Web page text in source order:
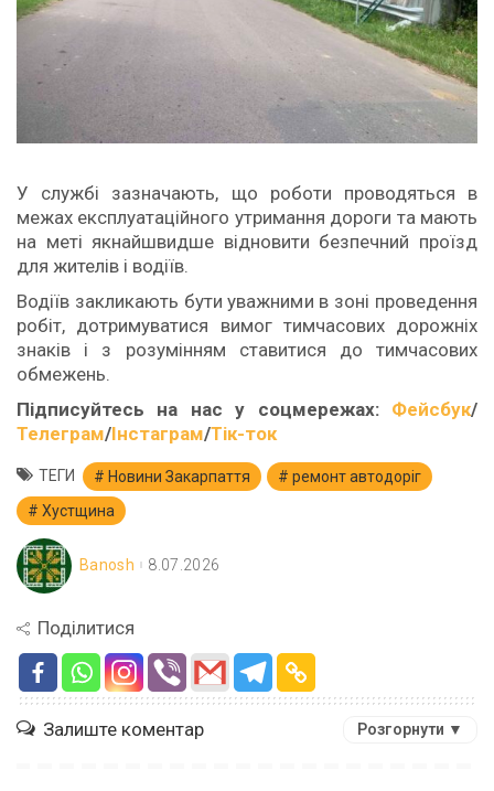
У службі зазначають, що роботи проводяться в
межах експлуатаційного утримання дороги та мають
на меті якнайшвидше відновити безпечний проїзд
для жителів і водіїв.
Водіїв закликають бути уважними в зоні проведення
робіт, дотримуватися вимог тимчасових дорожніх
знаків і з розумінням ставитися до тимчасових
обмежень.
Підписуйтесь на нас у соцмережах:
Фейсбук/
Телеграм/Інстаграм/Тік-ток
ТЕГИ Новини Закарпаття
ремонт автодоріг
Хустщина
Banosh 8.07.2026
Поділитися
Залиште коментар Розгорнути ▼